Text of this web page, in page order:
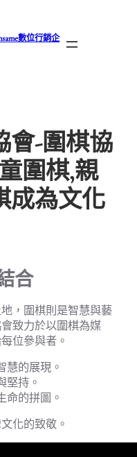
數位行銷企
會-圍棋協
圍棋,親
成為文化
合
，圍棋則是智慧與藝
致力於以圍棋為媒
位參與者。
慧的展現。
堅持。
命的拼圖。
化的致敬。